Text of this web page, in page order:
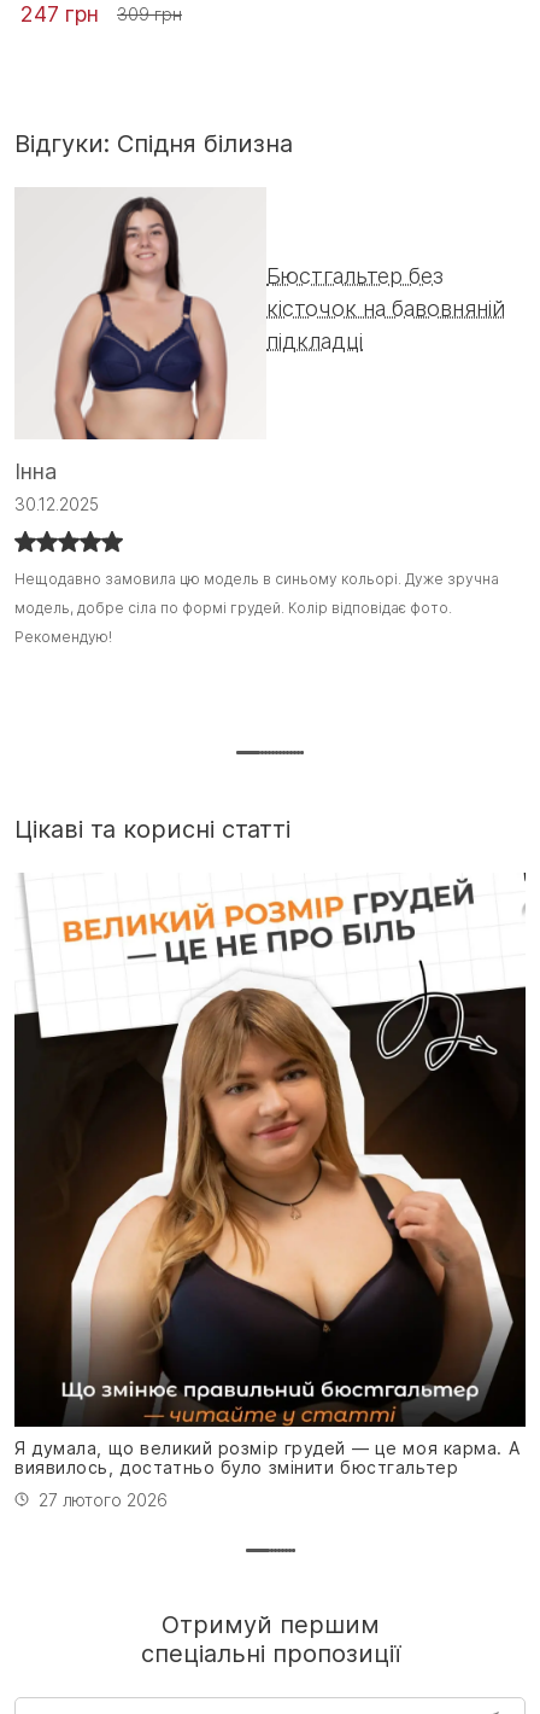
247 грн 309 грн
Відгуки: Спідня білизна
Бюстгальтер без
кісточок на бавовняній
підкладці
Інна
30.12.2025
Нещодавно замовила цю модель в синьому кольорі. Дуже зручна
модель, добре сіла по формі грудей. Колір відповідає фото.
Рекомендую!
Нещодавно замовила цю модель в синьому кольорі. Дуже зручна
модель, добре сіла по формі грудей. Колір відповідає фото.
Рекомендую! :)
Цікаві та корисні статті
Я думала, що великий розмір грудей — це моя карма. А
виявилось, достатньо було змінити бюстгальтер
27 лютого 2026
Отримуй першим
спеціальні пропозиції